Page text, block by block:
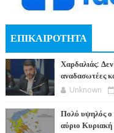
ΕΠΙΚΑΙΡΟΤΗΤΑ
Χαρδαλιάς:
αναδασωτέες
Unknown
Πολύ υψηλός ο
αύριο